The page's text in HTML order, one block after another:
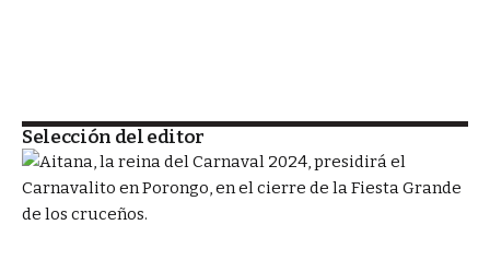
Selección del editor